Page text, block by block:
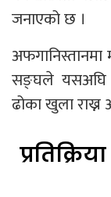
जनाएको छ ।
अफगानिस्तानमा
सङ्घले यसअघि
ढोका खुला राख्न
प्रतिक्रिया